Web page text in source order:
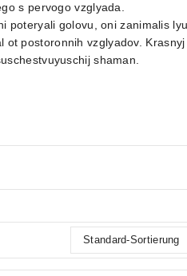
s pervogo vzglyada.
poteryali golovu, oni zanimalis
postoronnih vzglyadov.
shaman.